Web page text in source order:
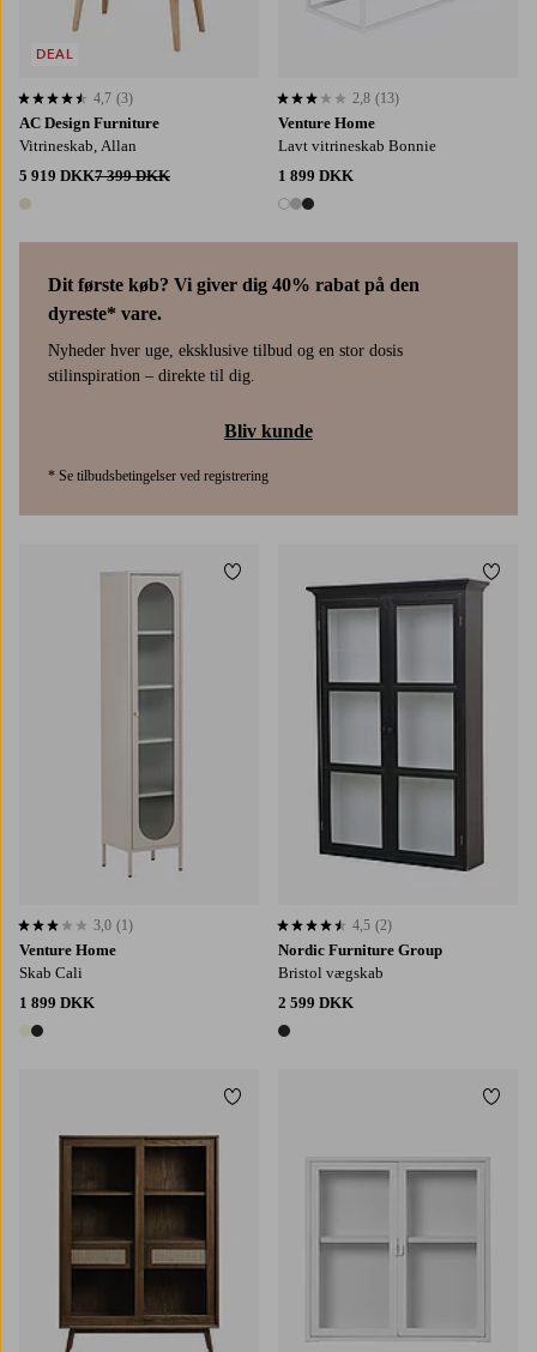
AC Design Furniture
Vitrineskab, Allan
5 919 DKK7 399 DKK
1 farve
4,7 baseret på 3 bedømmelser
4,7 (3)
DEAL
Venture Home
Lavt vitrineskab Bonnie
1 899 DKK
3 farver
2,8 baseret på 13 bedømmelser
2,8 (13)
Dit første køb? Vi giver dig 40% rabat på den
dyreste* vare.
Nyheder hver uge, eksklusive tilbud og en stor dosis
stilinspiration – direkte til dig.
Bliv kunde
* Se tilbudsbetingelser ved registrering
Venture Home
Skab Cali
1 899 DKK
2 farver
3,0 baseret på 1 bedømmelser
3,0 (1)
Tilføj til favoritter
Nordic Furniture Group
Bristol vægskab
2 599 DKK
1 farve
4,5 baseret på 2 bedømmelser
4,5 (2)
Tilføj til favoritter